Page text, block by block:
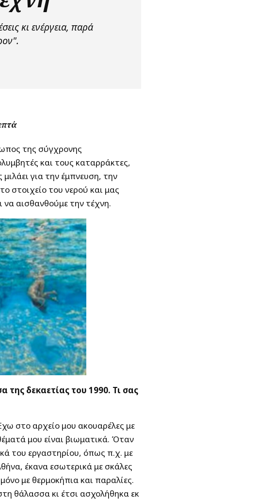
κι ενέργεια, παρά
της σύγχρονης
και τους καταρράκτες,
για την έμπνευση, την
στοιχείο του νερού και μας
να αισθανθούμε την τέχνη.
της δεκαετίας του 1990. Τι σας
στο αρχείο μου ακουαρέλες με
μου είναι βιωματικά. Όταν
του εργαστηρίου, όπως π.χ. με
έκανα εσωτερικά με σκάλες
με θερμοκήπια και παραλίες.
θάλασσα κι έτσι ασχολήθηκα εκ